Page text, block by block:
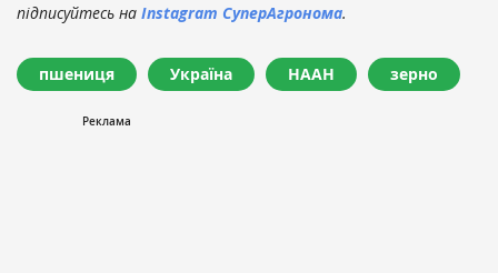
підписуйтесь на Instagram СуперАгронома.
пшениця Україна НААН зерно